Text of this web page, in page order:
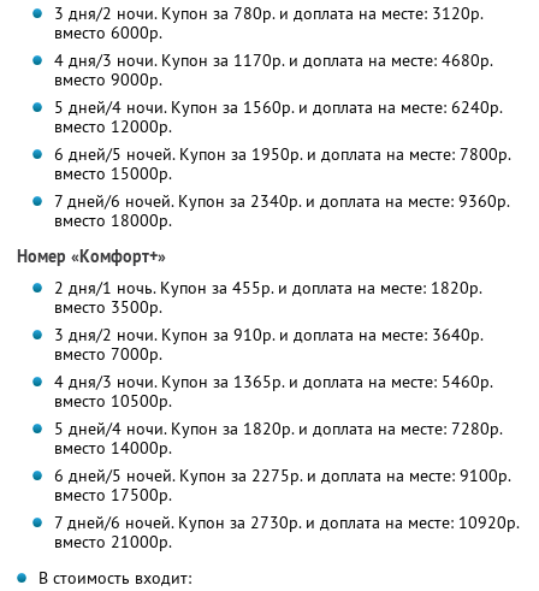
3 дня/2 ночи. Купон за 780р. и доплата на месте: 3120р.
вместо 6000р.
4 дня/3 ночи. Купон за 1170р. и доплата на месте: 4680р.
вместо 9000р.
5 дней/4 ночи. Купон за 1560р. и доплата на месте: 6240р.
вместо 12000р.
6 дней/5 ночей. Купон за 1950р. и доплата на месте: 7800р.
вместо 15000р.
7 дней/6 ночей. Купон за 2340р. и доплата на месте: 9360р.
вместо 18000р.
Номер «Комфорт+»
2 дня/1 ночь. Купон за 455р. и доплата на месте: 1820р.
вместо 3500р.
3 дня/2 ночи. Купон за 910р. и доплата на месте: 3640р.
вместо 7000р.
4 дня/3 ночи. Купон за 1365р. и доплата на месте: 5460р.
вместо 10500р.
5 дней/4 ночи. Купон за 1820р. и доплата на месте: 7280р.
вместо 14000р.
6 дней/5 ночей. Купон за 2275р. и доплата на месте: 9100р.
вместо 17500р.
7 дней/6 ночей. Купон за 2730р. и доплата на месте: 10920р.
вместо 21000р.
В стоимость входит: